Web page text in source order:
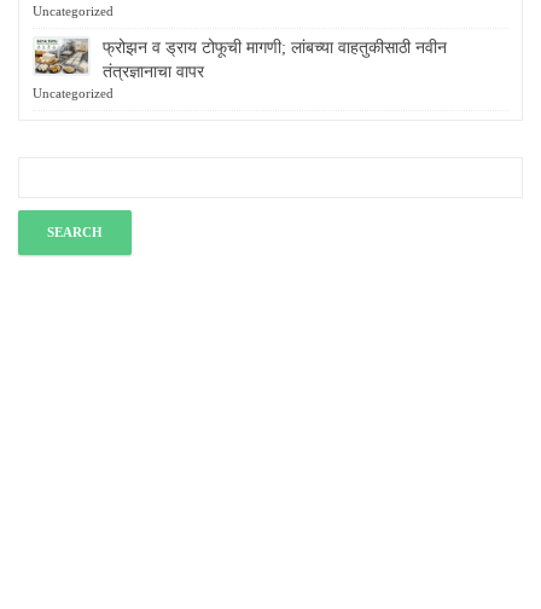
Uncategorized
फ्रोझन व ड्राय टोफूची मागणी; लांबच्या वाहतुकीसाठी नवीन
तंत्रज्ञानाचा वापर
Uncategorized